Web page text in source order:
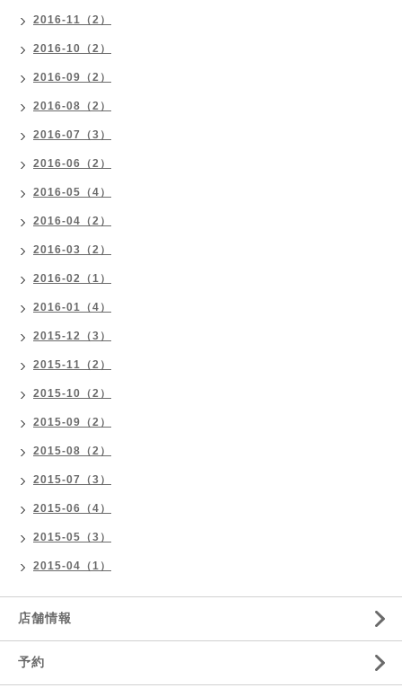
2016-11（2）
2016-10（2）
2016-09（2）
2016-08（2）
2016-07（3）
2016-06（2）
2016-05（4）
2016-04（2）
2016-03（2）
2016-02（1）
2016-01（4）
2015-12（3）
2015-11（2）
2015-10（2）
2015-09（2）
2015-08（2）
2015-07（3）
2015-06（4）
2015-05（3）
2015-04（1）
店舗情報
予約